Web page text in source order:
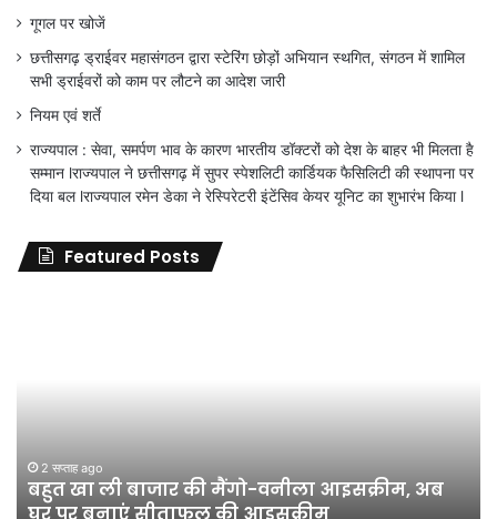
गूगल पर खोजें
छत्तीसगढ़ ड्राईवर महासंगठन द्वारा स्टेरिंग छोड़ों अभियान स्थगित, संगठन में शामिल
सभी ड्राईवरों को काम पर लौटने का आदेश जारी
नियम एवं शर्ते
राज्यपाल : सेवा, समर्पण भाव के कारण भारतीय डॉक्टरों को देश के बाहर भी मिलता है
सम्मान lराज्यपाल ने छत्तीसगढ़ में सुपर स्पेशलिटी कार्डियक फैसिलिटी की स्थापना पर
दिया बल lराज्यपाल रमेन डेका ने रेस्पिरेटरी इंटेंसिव केयर यूनिट का शुभारंभ किया l
Featured Posts
शिक्षा
विभाग
जून 11, 2026
जिला शिक्षा अधिकारी का तबादला हुआ, लेकिन शिक्षा